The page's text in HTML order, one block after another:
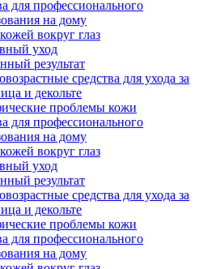
для профессионального
на дому
вокруг глаз
уход
результат
средства для ухода за
и декольте
проблемы кожи
для профессионального
на дому
вокруг глаз
уход
результат
средства для ухода за
и декольте
проблемы кожи
для профессионального
на дому